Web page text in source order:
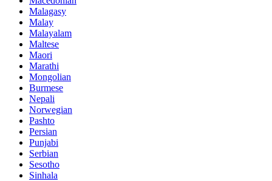
Malagasy
Malay
Malayalam
Maltese
Maori
Marathi
Mongolian
Burmese
Nepali
Norwegian
Pashto
Persian
Punjabi
Serbian
Sesotho
Sinhala